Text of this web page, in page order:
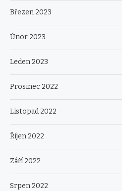
Březen 2023
Únor 2023
Leden 2023
Prosinec 2022
Listopad 2022
Říjen 2022
Září 2022
Srpen 2022